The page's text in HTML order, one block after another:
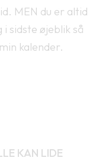
MEN du er altid
sidste øjeblik så
kalender.
KAN LIDE